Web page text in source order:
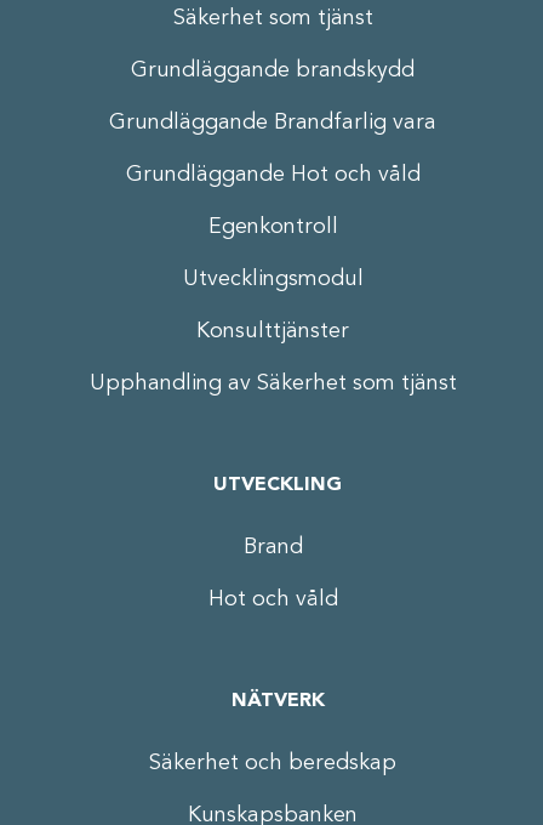
Säkerhet som tjänst
Grundläggande brandskydd
Grundläggande Brandfarlig vara
Grundläggande Hot och våld
Egenkontroll
Utvecklingsmodul
Konsulttjänster
Upphandling av Säkerhet som tjänst
UTVECKLING
Brand
Hot och våld
NÄTVERK
Säkerhet och beredskap
Kunskapsbanken